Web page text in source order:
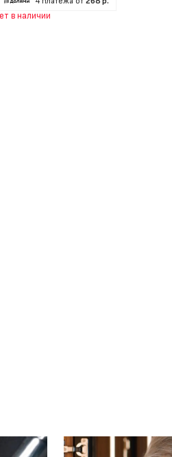
в наличии